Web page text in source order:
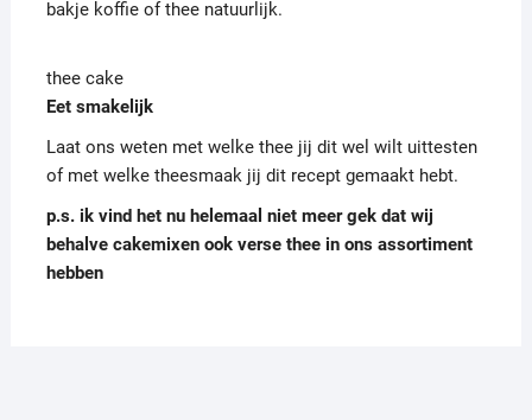
bakje koffie of thee natuurlijk.
thee cake
Eet smakelijk
Laat ons weten met welke thee jij dit wel wilt uittesten
of met welke theesmaak jij dit recept gemaakt hebt.
p.s. ik vind het nu helemaal niet meer gek dat wij
behalve cakemixen ook verse thee in ons assortiment
hebben